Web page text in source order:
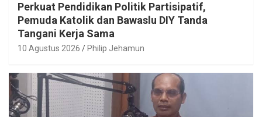
Perkuat Pendidikan Politik Partisipatif,
Pemuda Katolik dan Bawaslu DIY Tanda
Tangani Kerja Sama
10 Agustus 2026 Philip Jehamun